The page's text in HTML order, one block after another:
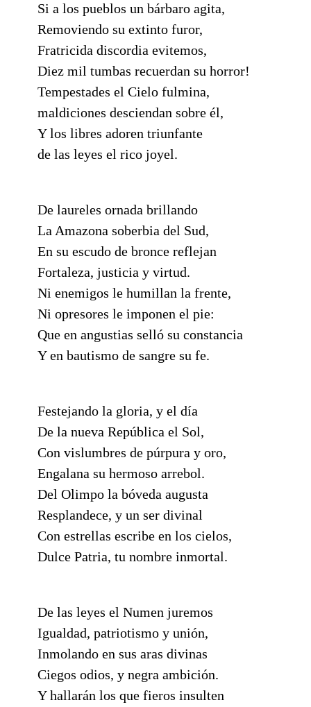
Si a los pueblos un bárbaro agita,
Removiendo su extinto furor,
Fratricida discordia evitemos,
Diez mil tumbas recuerdan su horror!
Tempestades el Cielo fulmina,
maldiciones desciendan sobre él,
Y los libres adoren triunfante
de las leyes el rico joyel.
De laureles ornada brillando
La Amazona soberbia del Sud,
En su escudo de bronce reflejan
Fortaleza, justicia y virtud.
Ni enemigos le humillan la frente,
Ni opresores le imponen el pie:
Que en angustias selló su constancia
Y en bautismo de sangre su fe.
Festejando la gloria, y el día
De la nueva República el Sol,
Con vislumbres de púrpura y oro,
Engalana su hermoso arrebol.
Del Olimpo la bóveda augusta
Resplandece, y un ser divinal
Con estrellas escribe en los cielos,
Dulce Patria, tu nombre inmortal.
De las leyes el Numen juremos
Igualdad, patriotismo y unión,
Inmolando en sus aras divinas
Ciegos odios, y negra ambición.
Y hallarán los que fieros insulten